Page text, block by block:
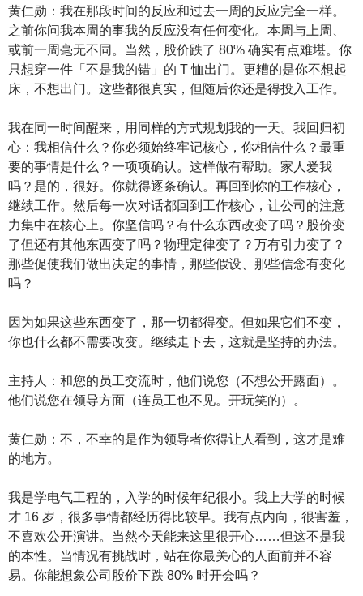
黄仁勋：我在那段时间的反应和过去一周的反应完全一样。
之前你问我本周的事我的反应没有任何变化。本周与上周、
或前一周毫无不同。当然，股价跌了 80% 确实有点难堪。你
只想穿一件「不是我的错」的 T 恤出门。更糟的是你不想起
床，不想出门。这些都很真实，但随后你还是得投入工作。
我在同一时间醒来，用同样的方式规划我的一天。我回归初
心：我相信什么？你必须始终牢记核心，你相信什么？最重
要的事情是什么？一项项确认。这样做有帮助。家人爱我
吗？是的，很好。你就得逐条确认。再回到你的工作核心，
继续工作。然后每一次对话都回到工作核心，让公司的注意
力集中在核心上。你坚信吗？有什么东西改变了吗？股价变
了但还有其他东西变了吗？物理定律变了？万有引力变了？
那些促使我们做出决定的事情，那些假设、那些信念有变化
吗？
因为如果这些东西变了，那一切都得变。但如果它们不变，
你也什么都不需要改变。继续走下去，这就是坚持的办法。
主持人：和您的员工交流时，他们说您（不想公开露面）。
他们说您在领导方面（连员工也不见。开玩笑的）。
黄仁勋：不，不幸的是作为领导者你得让人看到，这才是难
的地方。
我是学电气工程的，入学的时候年纪很小。我上大学的时候
才 16 岁，很多事情都经历得比较早。我有点内向，很害羞，
不喜欢公开演讲。当然今天能来这里很开心……但这不是我
的本性。当情况有挑战时，站在你最关心的人面前并不容
易。你能想象公司股价下跌 80% 时开会吗？